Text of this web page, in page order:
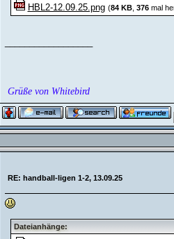
HBL2-12.09.25.png (84 KB, 376mal
Grüße von Whitebird
RE: handball-ligen 1-2, 13.09.25
Dateianhänge: